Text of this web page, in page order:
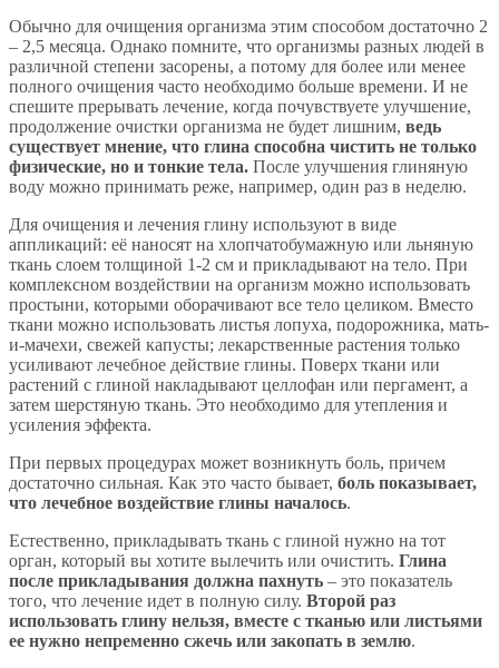
Обычно для очищения организма этим способом достаточно 2
– 2,5 месяца. Однако помните, что организмы разных людей в
различной степени засорены, а потому для более или менее
полного очищения часто необходимо больше времени. И не
спешите прерывать лечение, когда почувствуете улучшение,
продолжение очистки организма не будет лишним, ведь
существует мнение, что глина способна чистить не только
физические, но и тонкие тела. После улучшения глиняную
воду можно принимать реже, например, один раз в неделю.
Для очищения и лечения глину используют в виде
аппликаций: её наносят на хлопчатобумажную или льняную
ткань слоем толщиной 1-2 см и прикладывают на тело. При
комплексном воздействии на организм можно использовать
простыни, которыми оборачивают все тело целиком. Вместо
ткани можно использовать листья лопуха, подорожника, мать-
и-мачехи, свежей капусты; лекарственные растения только
усиливают лечебное действие глины. Поверх ткани или
растений с глиной накладывают целлофан или пергамент, а
затем шерстяную ткань. Это необходимо для утепления и
усиления эффекта.
При первых процедурах может возникнуть боль, причем
достаточно сильная. Как это часто бывает, боль показывает,
что лечебное воздействие глины началось.
Естественно, прикладывать ткань с глиной нужно на тот
орган, который вы хотите вылечить или очистить. Глина
после прикладывания должна пахнуть – это показатель
того, что лечение идет в полную силу. Второй раз
использовать глину нельзя, вместе с тканью или листьями
ее нужно непременно сжечь или закопать в землю.